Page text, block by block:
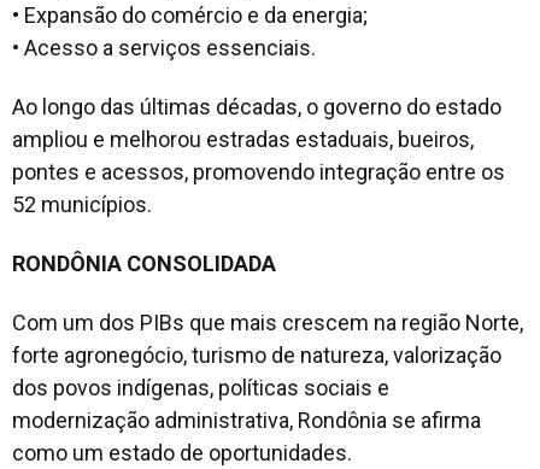
• Expansão do comércio e da energia;
• Acesso a serviços essenciais.
Ao longo das últimas décadas, o governo do estado
ampliou e melhorou estradas estaduais, bueiros,
pontes e acessos, promovendo integração entre os
52 municípios.
RONDÔNIA CONSOLIDADA
Com um dos PIBs que mais crescem na região Norte,
forte agronegócio, turismo de natureza, valorização
dos povos indígenas, políticas sociais e
modernização administrativa, Rondônia se afirma
como um estado de oportunidades.